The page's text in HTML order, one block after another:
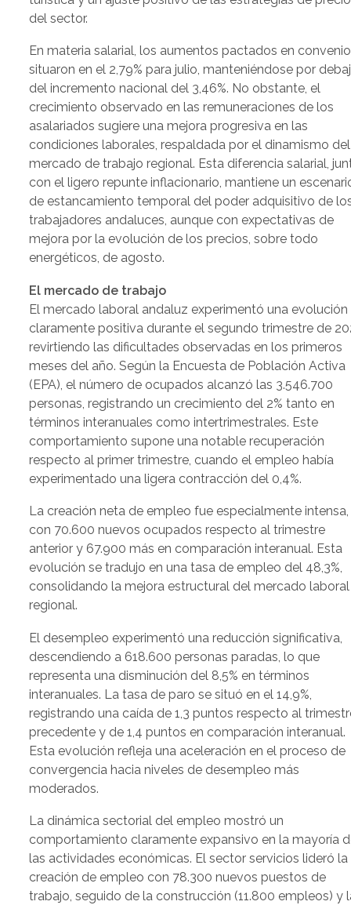
del sector.
En materia salarial, los aumentos pactados en
situaron en el 2,79% para julio, manteniéndose por
del incremento nacional del 3,46%. No obstante, el
crecimiento observado en las remuneraciones de los
asalariados sugiere una mejora progresiva en las
condiciones laborales, respaldada por el dinamismo del
mercado de trabajo regional. Esta diferencia salarial,
con el ligero repunte inflacionario, mantiene un
de estancamiento temporal del poder adquisitivo de
trabajadores andaluces, aunque con expectativas de
mejora por la evolución de los precios, sobre todo
energéticos, de agosto.
El mercado de trabajo
El mercado laboral andaluz experimentó una evolución
claramente positiva durante el segundo trimestre de
revirtiendo las dificultades observadas en los primeros
meses del año. Según la Encuesta de Población Activa
(EPA), el número de ocupados alcanzó las 3.546.700
personas, registrando un crecimiento del 2% tanto en
términos interanuales como intertrimestrales. Este
comportamiento supone una notable recuperación
respecto al primer trimestre, cuando el empleo había
experimentado una ligera contracción del 0,4%.
La creación neta de empleo fue especialmente intensa,
con 70.600 nuevos ocupados respecto al trimestre
anterior y 67.900 más en comparación interanual. Esta
evolución se tradujo en una tasa de empleo del 48,3%,
consolidando la mejora estructural del mercado laboral
regional.
El desempleo experimentó una reducción significativa,
descendiendo a 618.600 personas paradas, lo que
representa una disminución del 8,5% en términos
interanuales. La tasa de paro se situó en el 14,9%,
registrando una caída de 1,3 puntos respecto al
precedente y de 1,4 puntos en comparación interanual.
Esta evolución refleja una aceleración en el proceso de
convergencia hacia niveles de desempleo más
moderados.
La dinámica sectorial del empleo mostró un
comportamiento claramente expansivo en la mayoría
las actividades económicas. El sector servicios lideró la
creación de empleo con 78.300 nuevos puestos de
trabajo, seguido de la construcción (11.800 empleos) y